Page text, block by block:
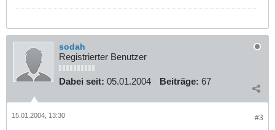
sodah
Registrierter Benutzer
Dabei seit: 05.01.2004 Beiträge: 67
#3
15.01.2004, 13:30